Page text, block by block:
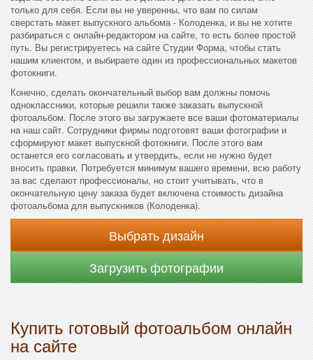
только для себя. Если вы не уверенны, что вам по силам
сверстать макет выпускного альбома - Колоденка, и вы не хотите
разбираться с онлайн-редактором на сайте, то есть более простой
путь. Вы регистрируетесь на сайте Студии Форма, чтобы стать
нашим клиентом, и выбираете один из профессиональных макетов
фотокниги.
Конечно, сделать окончательный выбор вам должны помочь
одноклассники, которые решили также заказать выпускной
фотоальбом. После этого вы загружаете все ваши фотоматериалы
на наш сайт. Сотрудники фирмы подготовят ваши фотографии и
сформируют макет выпускной фотокниги. После этого вам
останется его согласовать и утвердить, если не нужно будет
вносить правки. Потребуется минимум вашего времени, всю работу
за вас сделают профессионалы, но стоит учитывать, что в
окончательную цену заказа будет включена стоимость дизайна
фотоальбома для выпускников (Колоденка).
Выбрать дизайн
Загрузить фотографии
Купить готовый фотоальбом онлайн
на сайте